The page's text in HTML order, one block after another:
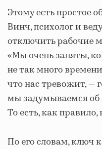
Этому есть простое
Винч, психолог и
отключить рабочие
«Мы очень заняты,
не так много
что нас тревожит, —
мы задумываемся об
То есть, как правило,
По его словам, ключ